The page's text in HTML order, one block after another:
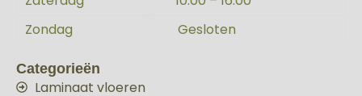
Zondag
Gesloten
Categorieën
Laminaat vloeren